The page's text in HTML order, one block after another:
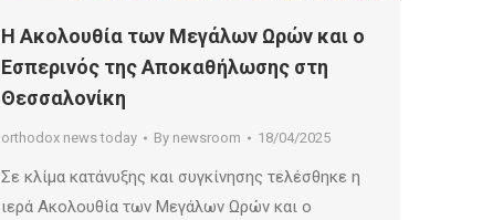
Η Ακολουθία των Μεγάλων Ωρών και ο
Εσπερινός της Αποκαθήλωσης στη
Θεσσαλονίκη
orthodox news today By newsroom 18/04/2025
Σε κλίμα κατάνυξης και συγκίνησης τελέσθηκε η
ιερά Ακολουθία των Μεγάλων Ωρών και ο